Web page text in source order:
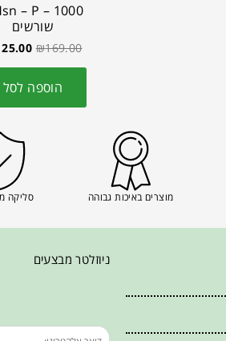
שורשים
₪169.00
הוספה לסל
מוצרים באיכות גבוהה סליקה
ניוזלטר מבצעים